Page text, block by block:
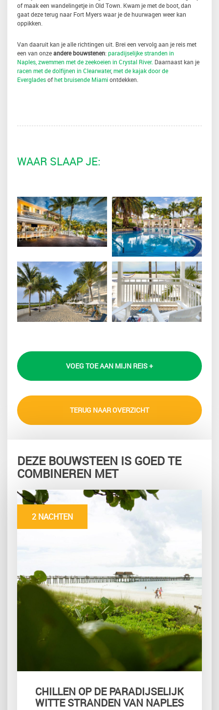
of maak een wandelingetje in Old Town. Kwam je met de boot, dan
gaat deze terug naar Fort Myers waar je de huurwagen weer kan
oppikken.
Van daaruit kan je alle richtingen uit. Brei een vervolg aan je reis met
een van onzeandere bouwstenen: paradijselijke stranden in
Naples, zwemmen met de zeekoeien in Crystal River. Daarnaast kan je
racen met de dolfijnen in Clearwater, met de kajak door de
Evergladesofhet bruisende Miamiontdekken.
WAAR SLAAP JE:
VOEG TOE AAN MIJN REIS +
TERUG NAAR OVERZICHT
DEZE BOUWSTEEN IS GOED TE
COMBINEREN MET
2 NACHTEN
CHILLEN OP DE PARADIJSELIJK
WITTE STRANDEN VAN NAPLES